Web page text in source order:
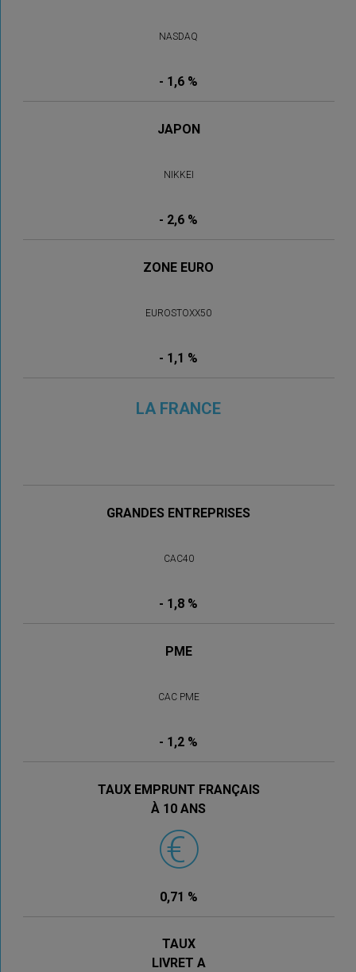
NASDAQ
- 1,6 %
JAPON
NIKKEI
- 2,6 %
ZONE EURO
EUROSTOXX50
- 1,1 %
LA FRANCE
GRANDES ENTREPRISES
CAC40
- 1,8 %
PME
CAC PME
- 1,2 %
TAUX EMPRUNT FRANÇAIS
À 10 ANS
0,71 %
TAUX
LIVRET A